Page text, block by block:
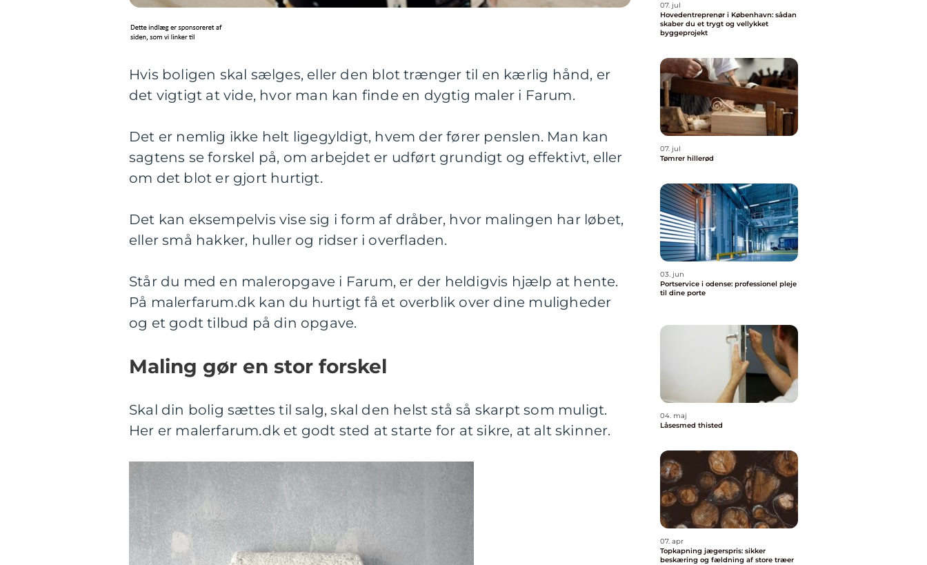
Hvis boligen skal sælges, eller den blot trænger til en kærlig hånd, er
det vigtigt at vide, hvor man kan finde en dygtig maler i Farum.
Det er nemlig ikke helt ligegyldigt, hvem der fører penslen. Man kan
sagtens se forskel på, om arbejdet er udført grundigt og effektivt, eller
om det blot er gjort hurtigt.
Det kan eksempelvis vise sig i form af dråber, hvor malingen har løbet,
eller små hakker, huller og ridser i overfladen.
Står du med en maleropgave i Farum, er der heldigvis hjælp at hente.
På malerfarum.dk kan du hurtigt få et overblik over dine muligheder
og et godt tilbud på din opgave.
Maling gør en stor forskel
Skal din bolig sættes til salg, skal den helst stå så skarpt som muligt.
Her er malerfarum.dk et godt sted at starte for at sikre, at alt skinner.
07. jul
Hovedentreprenør i København: sådan
skaber du et trygt og vellykket
byggeprojekt
07. jul
Tømrer hillerød
03. jun
Portservice i odense: professionel pleje
til dine porte
04. maj
Låsesmed thisted
07. apr
Topkapning jægerspris: sikker
beskæring og fældning af store træer